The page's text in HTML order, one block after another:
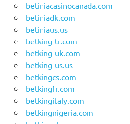
betiniacasinocanada.com
betiniadk.com
betiniaus.us
betking-tr.com
betking-uk.com
betking-us.us
betkingcs.com
betkingfr.com
betkingitaly.com
betkingnigeria.com